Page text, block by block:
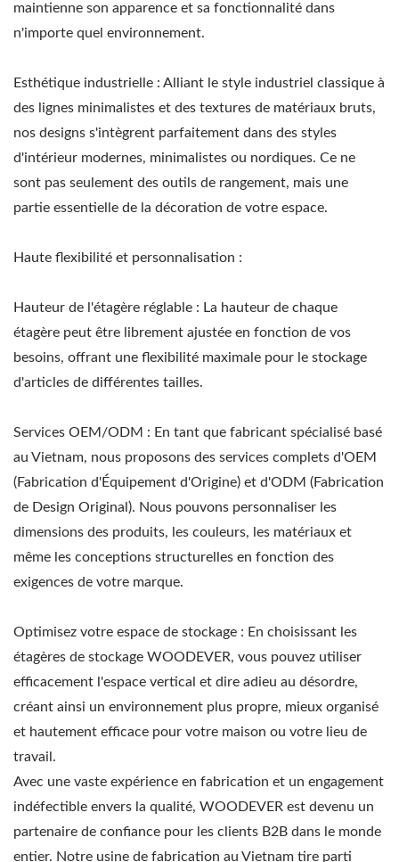
maintienne son apparence et sa fonctionnalité dans
n'importe quel environnement.
Esthétique industrielle : Alliant le style industriel classique à
des lignes minimalistes et des textures de matériaux bruts,
nos designs s'intègrent parfaitement dans des styles
d'intérieur modernes, minimalistes ou nordiques. Ce ne
sont pas seulement des outils de rangement, mais une
partie essentielle de la décoration de votre espace.
Haute flexibilité et personnalisation :
Hauteur de l'étagère réglable : La hauteur de chaque
étagère peut être librement ajustée en fonction de vos
besoins, offrant une flexibilité maximale pour le stockage
d'articles de différentes tailles.
Services OEM/ODM : En tant que fabricant spécialisé basé
au Vietnam, nous proposons des services complets d'OEM
(Fabrication d'Équipement d'Origine) et d'ODM (Fabrication
de Design Original). Nous pouvons personnaliser les
dimensions des produits, les couleurs, les matériaux et
même les conceptions structurelles en fonction des
exigences de votre marque.
Optimisez votre espace de stockage : En choisissant les
étagères de stockage WOODEVER, vous pouvez utiliser
efficacement l'espace vertical et dire adieu au désordre,
créant ainsi un environnement plus propre, mieux organisé
et hautement efficace pour votre maison ou votre lieu de
travail.
Avec une vaste expérience en fabrication et un engagement
indéfectible envers la qualité, WOODEVER est devenu un
partenaire de confiance pour les clients B2B dans le monde
entier. Notre usine de fabrication au Vietnam tire parti